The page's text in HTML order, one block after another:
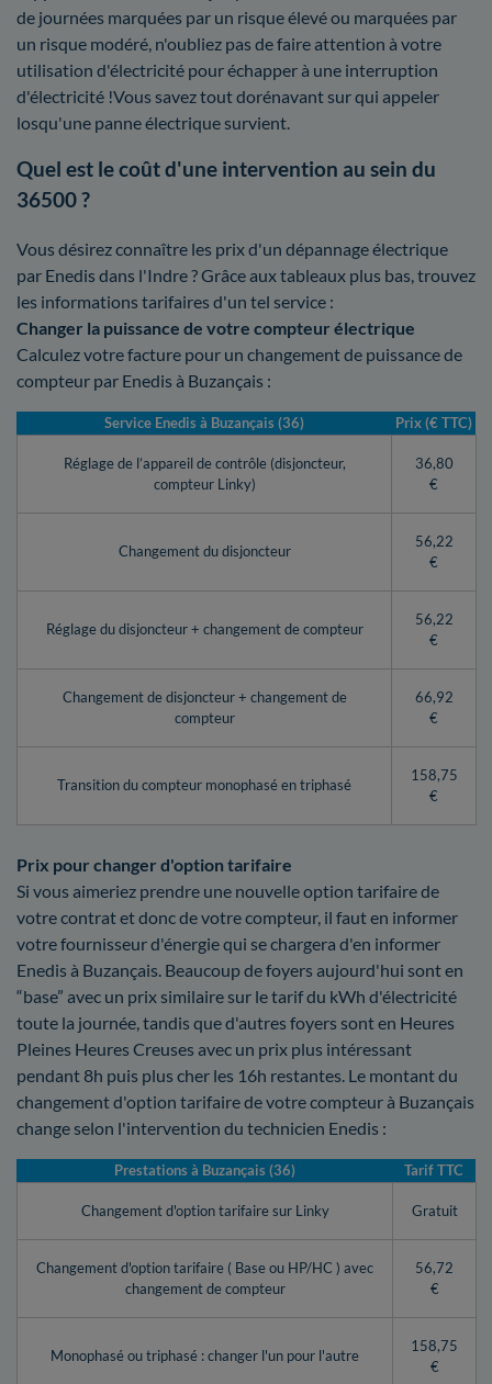
de journées marquées par un risque élevé ou marquées par
un risque modéré, n'oubliez pas de faire attention à votre
utilisation d'électricité pour échapper à une interruption
d'électricité !Vous savez tout dorénavant sur qui appeler
losqu'une panne électrique survient.
Quel est le coût d'une intervention au sein du
36500 ?
Vous désirez connaître les prix d'un dépannage électrique
par Enedis dans l'Indre ? Grâce aux tableaux plus bas, trouvez
les informations tarifaires d'un tel service :
Changer la puissance de votre compteur électrique
Calculez votre facture pour un changement de puissance de
compteur par Enedis à Buzançais :
Service Enedis à Buzançais (36) Prix (€ TTC)
Réglage de l’appareil de contrôle (disjoncteur,
compteur Linky)
36,80
€
Changement du disjoncteur
56,22
€
Réglage du disjoncteur + changement de compteur
56,22
€
Changement de disjoncteur + changement de
compteur
66,92
€
Transition du compteur monophasé en triphasé
158,75
€
Prix pour changer d'option tarifaire
Si vous aimeriez prendre une nouvelle option tarifaire de
votre contrat et donc de votre compteur, il faut en informer
votre fournisseur d'énergie qui se chargera d'en informer
Enedis à Buzançais. Beaucoup de foyers aujourd'hui sont en
“base” avec un prix similaire sur le tarif du kWh d'électricité
toute la journée, tandis que d'autres foyers sont en Heures
Pleines Heures Creuses avec un prix plus intéressant
pendant 8h puis plus cher les 16h restantes. Le montant du
changement d'option tarifaire de votre compteur à Buzançais
change selon l'intervention du technicien Enedis :
Prestations à Buzançais (36) Tarif TTC
Changement d'option tarifaire sur Linky Gratuit
Changement d'option tarifaire ( Base ou HP/HC ) avec
changement de compteur
56,72
€
Monophasé ou triphasé : changer l'un pour l'autre
158,75
€